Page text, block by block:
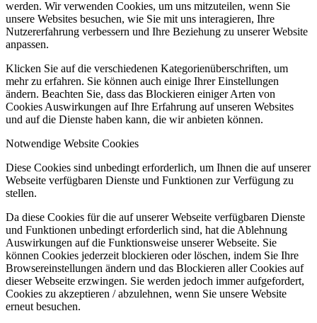
werden. Wir verwenden Cookies, um uns mitzuteilen, wenn Sie
unsere Websites besuchen, wie Sie mit uns interagieren, Ihre
Nutzererfahrung verbessern und Ihre Beziehung zu unserer Website
anpassen.
Klicken Sie auf die verschiedenen Kategorienüberschriften, um
mehr zu erfahren. Sie können auch einige Ihrer Einstellungen
ändern. Beachten Sie, dass das Blockieren einiger Arten von
Cookies Auswirkungen auf Ihre Erfahrung auf unseren Websites
und auf die Dienste haben kann, die wir anbieten können.
Notwendige Website Cookies
Diese Cookies sind unbedingt erforderlich, um Ihnen die auf unserer
Webseite verfügbaren Dienste und Funktionen zur Verfügung zu
stellen.
Da diese Cookies für die auf unserer Webseite verfügbaren Dienste
und Funktionen unbedingt erforderlich sind, hat die Ablehnung
Auswirkungen auf die Funktionsweise unserer Webseite. Sie
können Cookies jederzeit blockieren oder löschen, indem Sie Ihre
Browsereinstellungen ändern und das Blockieren aller Cookies auf
dieser Webseite erzwingen. Sie werden jedoch immer aufgefordert,
Cookies zu akzeptieren / abzulehnen, wenn Sie unsere Website
erneut besuchen.